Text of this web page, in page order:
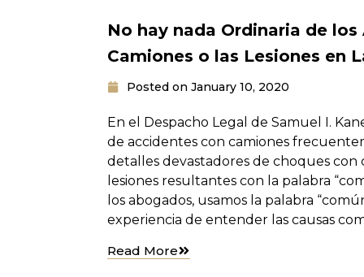
No hay nada Ordinaria de
Camiones o las Lesiones en
Posted on January 10, 2020
En el Despacho Legal de Samuel I.
de accidentes con camiones
detalles devastadores de choques con
lesiones resultantes con la palabra
los abogados, usamos la palabra
experiencia de entender las causas
Read More